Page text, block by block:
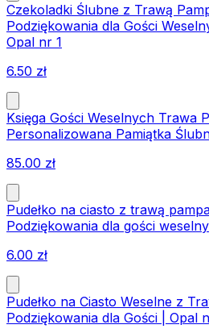
Czekoladki Ślubne z Trawą
Podziękowania dla Gości
Opal nr 1
6.50 zł
Księga Gości Weselnych Trawa
Personalizowana Pamiątka
85.00 zł
Pudełko na ciasto z trawą
Podziękowania dla gości
6.00 zł
Pudełko na Ciasto Weselne z
Podziękowania dla Gości | Opal